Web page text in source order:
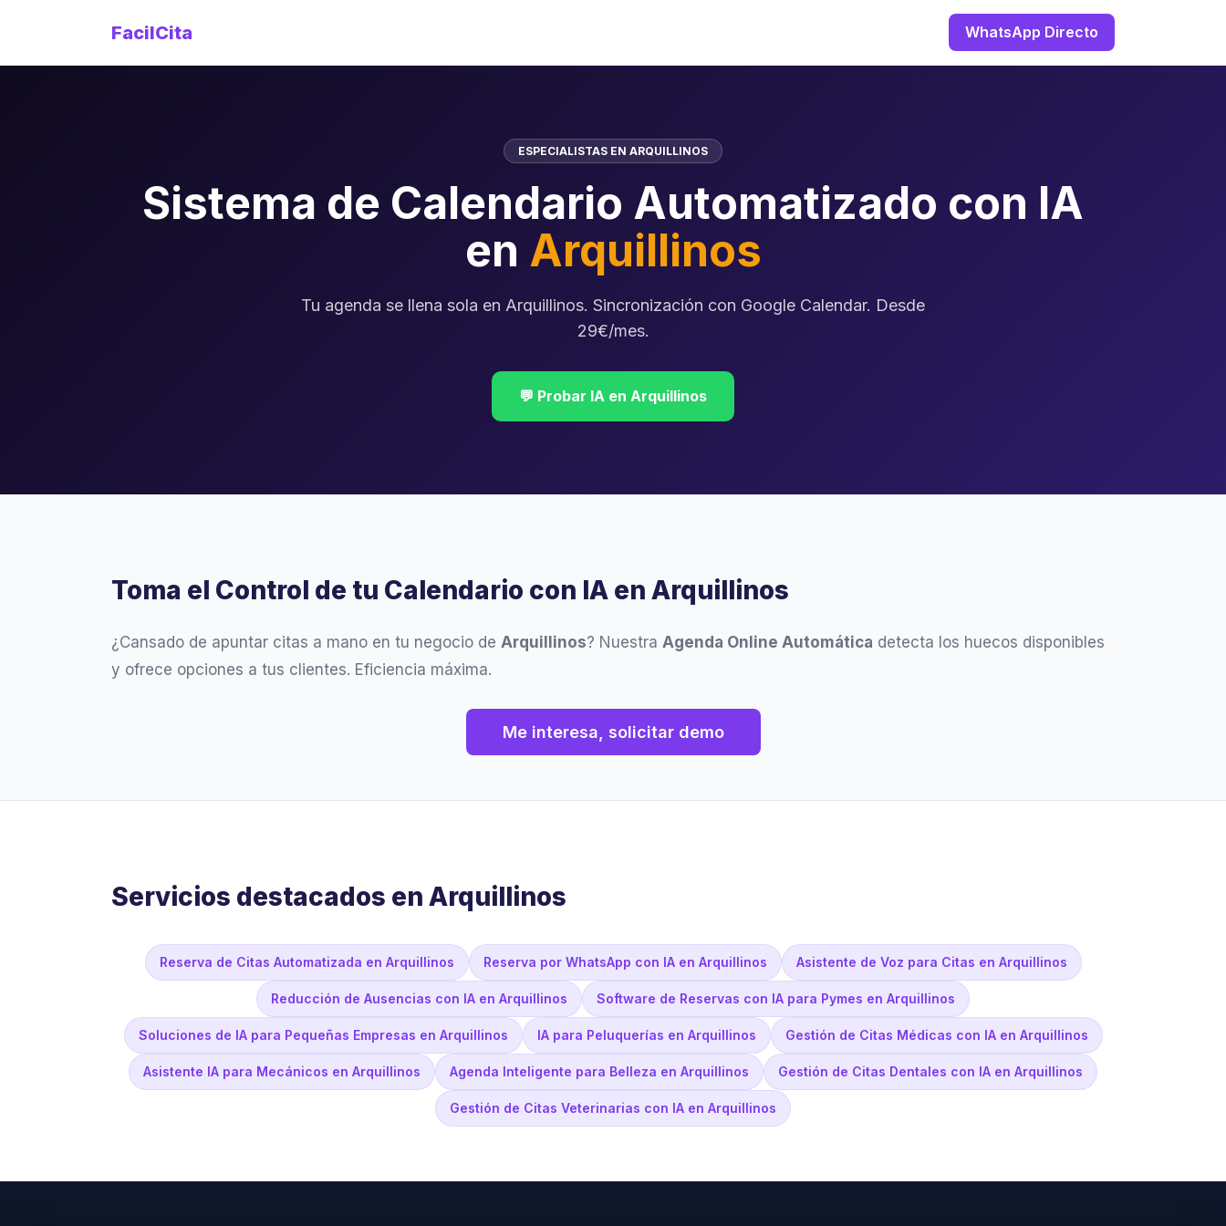
FacilCita WhatsApp Directo
ESPECIALISTAS EN ARQUILLINOS
Sistema de Calendario Automatizado con IA
en Arquillinos
Tu agenda se llena sola en Arquillinos. Sincronización con Google Calendar. Desde
29€/mes.
💬 Probar IA en Arquillinos
Toma el Control de tu Calendario con IA en Arquillinos
¿Cansado de apuntar citas a mano en tu negocio de Arquillinos? Nuestra Agenda Online Automática detecta los huecos disponibles
y ofrece opciones a tus clientes. Eficiencia máxima.
Me interesa, solicitar demo
Servicios destacados en Arquillinos
Reserva de Citas Automatizada en Arquillinos Reserva por WhatsApp con IA en Arquillinos Asistente de Voz para Citas en Arquillinos
Reducción de Ausencias con IA en Arquillinos Software de Reservas con IA para Pymes en Arquillinos
Soluciones de IA para Pequeñas Empresas en Arquillinos IA para Peluquerías en Arquillinos Gestión de Citas Médicas con IA en Arquillinos
Asistente IA para Mecánicos en Arquillinos Agenda Inteligente para Belleza en Arquillinos Gestión de Citas Dentales con IA en Arquillinos
Gestión de Citas Veterinarias con IA en Arquillinos